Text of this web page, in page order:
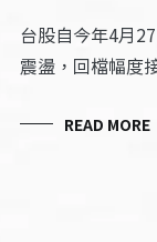
台股自今年4月
震盪，回檔幅度
READ MORE